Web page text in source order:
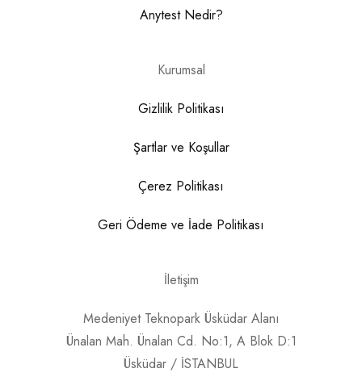
Anytest Nedir?
Kurumsal
Gizlilik Politikası
Şartlar ve Koşullar
Çerez Politikası
Geri Ödeme ve İade Politikası
İletişim
Medeniyet Teknopark Üsküdar Alanı
Ünalan Mah. Ünalan Cd. No:1, A Blok D:1
Üsküdar / İSTANBUL